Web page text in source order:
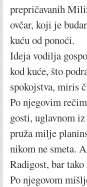
prepričavanih
ovčar, koji je
kuću od ponoći.
Ideja vodilja
kod kuće, što
spokojstva, miris
Po njegovim
gosti, uglavnom
pruža milje
nikom ne smeta.
Radigost, bar
Po njegovom